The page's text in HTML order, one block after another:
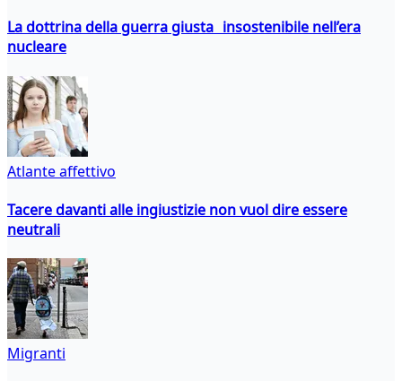
La dottrina della guerra giusta insostenibile nell’era
nucleare
Atlante affettivo
Tacere davanti alle ingiustizie non vuol dire essere
neutrali
Migranti